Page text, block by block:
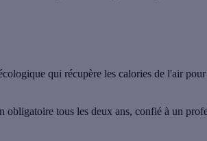
qui récupère les calories de l'air
obligatoire tous les deux ans, confié à un